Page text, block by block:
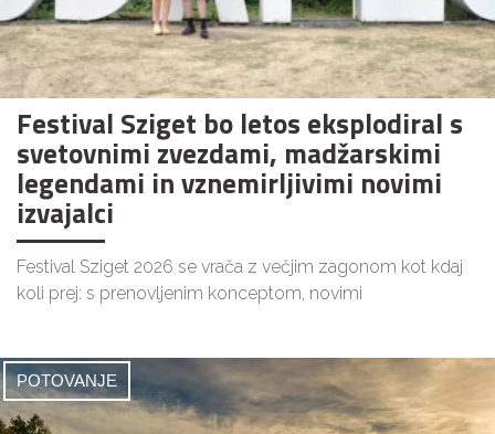
Festival Sziget bo letos eksplodiral s
svetovnimi zvezdami, madžarskimi
legendami in vznemirljivimi novimi
izvajalci
Festival Sziget 2026 se vrača z večjim zagonom kot kdaj
koli prej: s prenovljenim konceptom, novimi
POTOVANJE